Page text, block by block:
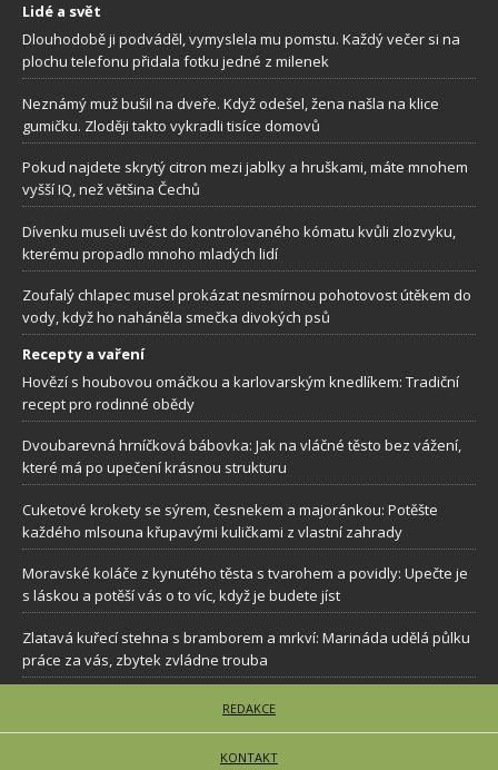
Lidé a svět
Dlouhodobě ji podváděl, vymyslela mu pomstu. Každý večer si na
plochu telefonu přidala fotku jedné z milenek
Neznámý muž bušil na dveře. Když odešel, žena našla na klice
gumičku. Zloději takto vykradli tisíce domovů
Pokud najdete skrytý citron mezi jablky a hruškami, máte mnohem
vyšší IQ, než většina Čechů
Dívenku museli uvést do kontrolovaného kómatu kvůli zlozvyku,
kterému propadlo mnoho mladých lidí
Zoufalý chlapec musel prokázat nesmírnou pohotovost útěkem do
vody, když ho naháněla smečka divokých psů
Recepty a vaření
Hovězí s houbovou omáčkou a karlovarským knedlíkem: Tradiční
recept pro rodinné obědy
Dvoubarevná hrníčková bábovka: Jak na vláčné těsto bez vážení,
které má po upečení krásnou strukturu
Cuketové krokety se sýrem, česnekem a majoránkou: Potěšte
každého mlsouna křupavými kuličkami z vlastní zahrady
Moravské koláče z kynutého těsta s tvarohem a povidly: Upečte je
s láskou a potěší vás o to víc, když je budete jíst
Zlatavá kuřecí stehna s bramborem a mrkví: Marináda udělá půlku
práce za vás, zbytek zvládne trouba
REDAKCE
KONTAKT